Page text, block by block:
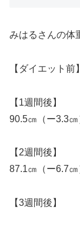
みはるさんの体
【ダイエット
【1週間後】
90.5㎝（ー3.3㎝
【2週間後】
87.1㎝（ー6.7㎝
【3週間後】